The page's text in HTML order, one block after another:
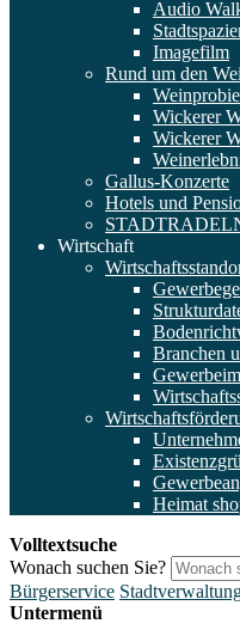
Audio
Imagefilm
Rund um den
Wickerer
Wickerer
Gallus-Konzerte
Hotels und
Wirtschaft
Branchen
Heimat
Volltextsuche
Wonach suchen Sie?
Bürgerservice
Untermenü